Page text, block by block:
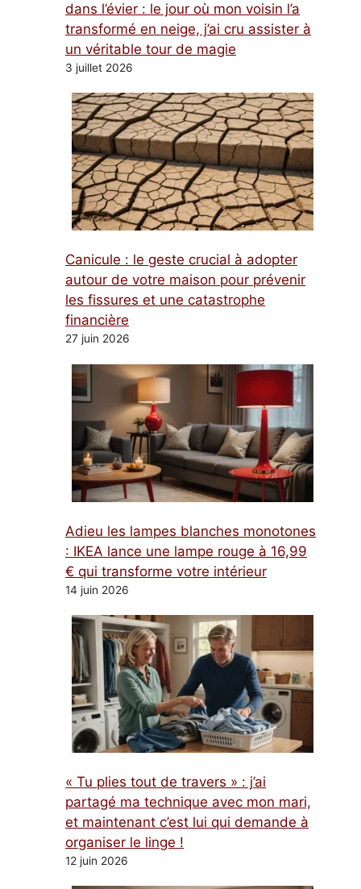
dans l’évier : le jour où mon voisin l’a
transformé en neige, j’ai cru assister à
un véritable tour de magie
3 juillet 2026
Canicule : le geste crucial à adopter
autour de votre maison pour prévenir
les fissures et une catastrophe
financière
27 juin 2026
Adieu les lampes blanches monotones
: IKEA lance une lampe rouge à 16,99
€ qui transforme votre intérieur
14 juin 2026
« Tu plies tout de travers » : j’ai
partagé ma technique avec mon mari,
et maintenant c’est lui qui demande à
organiser le linge !
12 juin 2026